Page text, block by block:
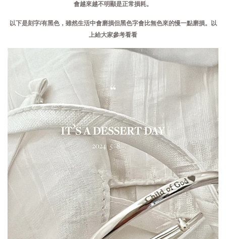
會越來越不明顯是正常損耗。
以下是刻字/有黑色，雖然生活中會磨損但黑色字會比無色來的慢一點磨損。以
上給大家參考看看